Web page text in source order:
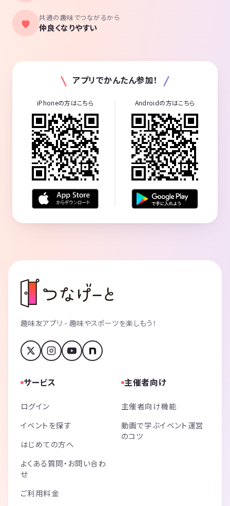
共通の趣味でつながるから
仲良くなりやすい
アプリでかんたん参加！
iPhoneの方はこちら Androidの方はこちら
趣味友アプリ - 趣味やスポーツを楽しもう！
サービス
ログイン
イベントを探す
はじめての方へ
よくある質問・お問い合わ
せ
ご利用料金
主催者向け
主催者向け機能
動画で学ぶイベント運営
のコツ